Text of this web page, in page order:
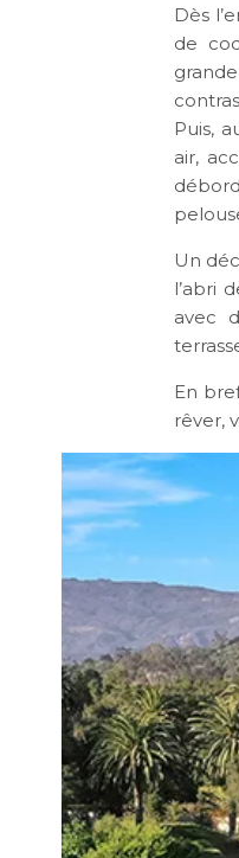
Dès
de
Puis,
air,
Un
l’abri
avec
En
rêver,